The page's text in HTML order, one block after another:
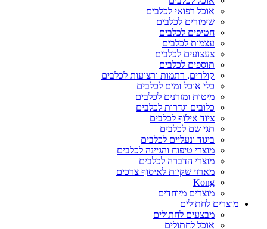
אוכל רפואי לכלבים
שימורים לכלבים
חטיפים לכלבים
עצמות לכלבים
צעצועים לכלבים
תוספים לכלבים
קולרים, רתמות ורצועות לכלבים
כלי אוכל ומים לכלבים
מיטות ומזרנים לכלבים
כלובים וגדרות לכלבים
ציוד אילוף לכלבים
תגי שם לכלבים
ביגוד ונעליים לכלבים
מוצרי טיפוח והגיינה לכלבים
מוצרי הדברה לכלבים
מארזי שקיות לאיסוף צרכים
Kong
מוצרים מיוחדים
מוצרים לחתולים
מבצעים לחתולים
אוכל לחתולים